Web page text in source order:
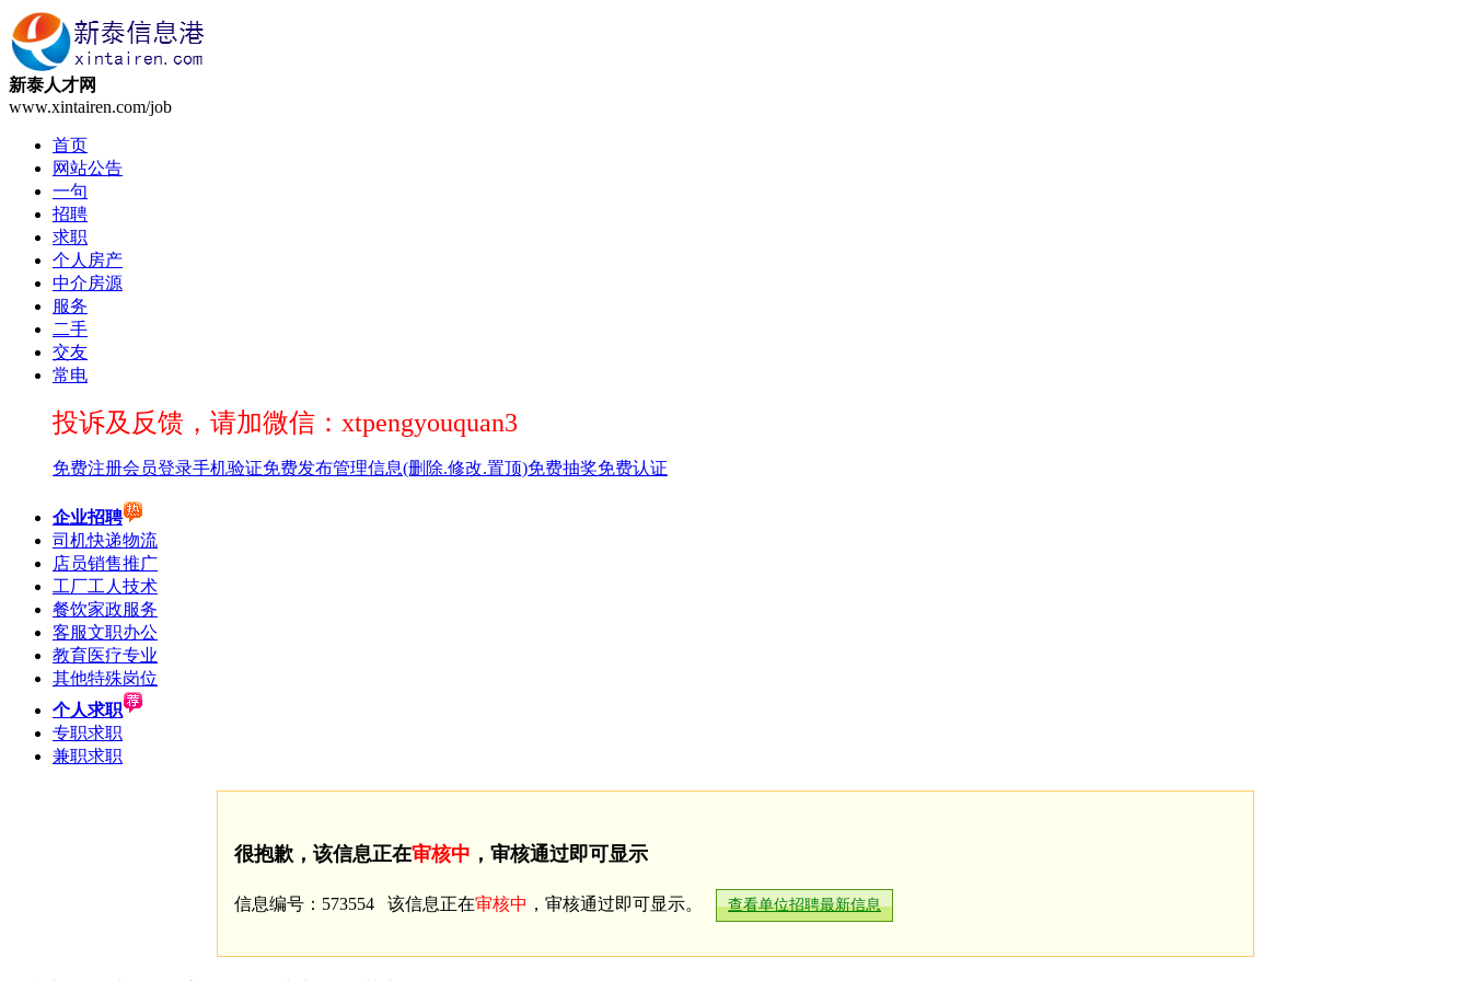
新泰人才网
www.xintairen.com/job
首页
网站公告
一句
招聘
求职
个人房产
中介房源
服务
二手
交友
常电
投诉及反馈，请加微信：xtpengyouquan3
免费注册会员登录手机验证免费发布管理信息(删除.修改.置顶)免费抽奖免费认证
企业招聘
司机快递物流
店员销售推广
工厂工人技术
餐饮家政服务
客服文职办公
教育医疗专业
其他特殊岗位
个人求职
专职求职
兼职求职
很抱歉，该信息正在审核中 ，审核通过即可显示
信息编号：573554 该信息正在审核中 ，审核通过即可显示。 查看单位招聘最新信息